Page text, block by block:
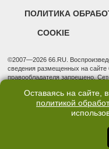
ПОЛИТИКА
COOKIE
©2007—2026 66.RU.
сведения размещенных на сайте
правообладателя запрещено.
надзору в сфере связи,
(Роскомнадзор).
Учредитель: Общество с
3, оф. 7015 Фактический адрес
обл., г. Екатеринбург, ул.
info@news.66.ru Главный
Оставаясь на сайте,
политикой